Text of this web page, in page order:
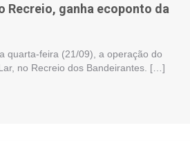
Recreio, ganha ecoponto da
quarta-feira (21/09), a operação do
no Recreio dos Bandeirantes. […]